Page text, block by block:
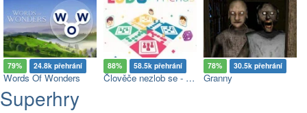
79% 24.8k přehrání
Words Of Wonders
88% 58.5k přehrání
Člověče nezlob se - Multiplayer
78% 30.5k přehrání
Granny
Superhry